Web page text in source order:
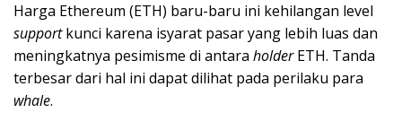
Harga Ethereum (ETH) baru-baru ini kehilangan level
supportkunci karena isyarat pasar yang lebih luas dan
meningkatnya pesimisme di antara holderETH. Tanda
terbesar dari hal ini dapat dilihat pada perilaku para
whale.